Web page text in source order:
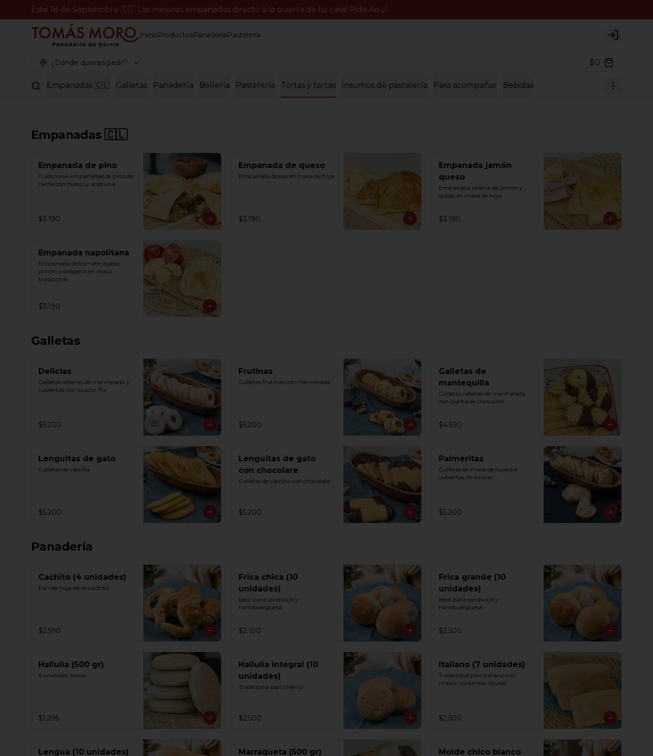
Este 18 de Septiembre 🇨🇱 Las mejores empanadas directo a la puerta de tu casa! Pide Aquí
InicioProductosPanaderíaPastelería Login
¿Dónde quieres pedir? $0
Empanadas 🇨🇱 Galletas Panadería Bollería Pastelería Tortas y tartas Insumos de pastelería Para acompañar Bebidas
Empanadas 🇨🇱
Empanada de pino
Tradicional empanadas de pino de
carne con huevo y aceituna.
$3.190
Empanada de queso
Empanada queso en masa de hoja
$3.190
Empanada jamón
queso
Empanada rellena de jamón y
queso en masa de hoja
$3.190
Empanada napolitana
Empanada de tomate, queso,
jamón y orégano en masa
tradicional
$3.190
Galletas
Delicias
Galletas rellenas de mermelada y
cubiertas con azúcar flor
$5.200
Frutinas
Galletas frutinas con mermelada
$5.200
Galletas de
mantequilla
Galletas rellenas de mermelada
con punta de chocolate
$4.690
Lenguitas de gato
Galletas de vainilla
$5.200
Lenguitas de gato
con chocolare
Galletas de vainilla con chocolate
$5.200
Palmeritas
Galletas de masa de hojaldre
cubiertas de azúcar
$5.200
Panadería
Cachito (4 unidades)
Pan de hoja estilo cachito
$2.590
Frica chica (10
unidades)
Ideal para sandwich y
hambuerguesa
$2.100
Frica grande (10
unidades)
Ideal para sandwich y
hambuerguesa
$2.500
Hallulla (500 gr)
6 unidades aprox
$1.295
Hallulla integral (10
unidades)
Tradicional pan chileno
$2.500
Italiano (7 unidades)
Tradicional pan italiano con
mayor contenido líquido
$2.500
Lengua (10 unidades) Marraqueta (500 gr) Molde chico blanco